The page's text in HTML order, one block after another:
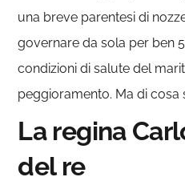
una breve parentesi di
governare da sola per ben
condizioni di salute del
peggioramento. Ma di cosa
La regina
del re